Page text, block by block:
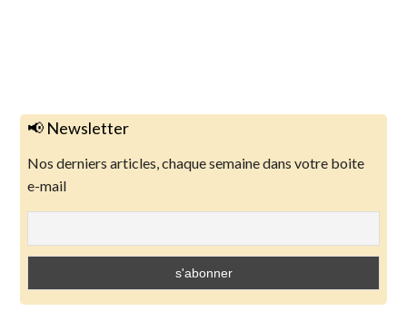
📢 Newsletter
Nos derniers articles, chaque semaine dans votre boite
e-mail